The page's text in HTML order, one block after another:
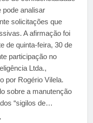
pode analisar
solicitações que
A afirmação foi
de quinta-feira, 30 de
participação no
Ltda.,
por Rogério Vilela.
sobre a manutenção
“sigilos de…